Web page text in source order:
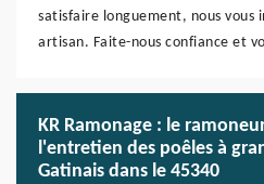
satisfaire longuement, nous
artisan. Faite-nous confiance et
KR Ramonage : le
l'entretien des poêles à
Gatinais dans le 45340